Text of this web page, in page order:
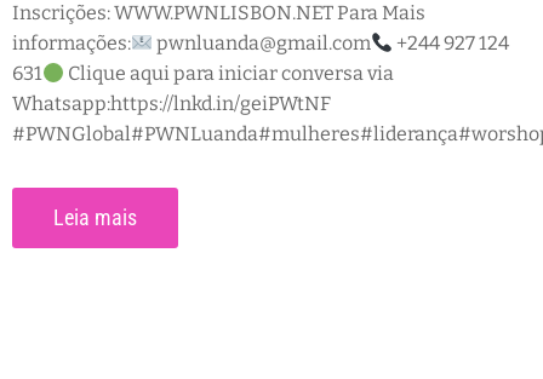
Inscrições: WWW.PWNLISBON.NET Para Mais
informações:
pwnluanda@gmail.com
+244 927 124
631
Clique aqui para iniciar conversa via
Whatsapp:https://lnkd.in/geiPWtNF
Leia mais